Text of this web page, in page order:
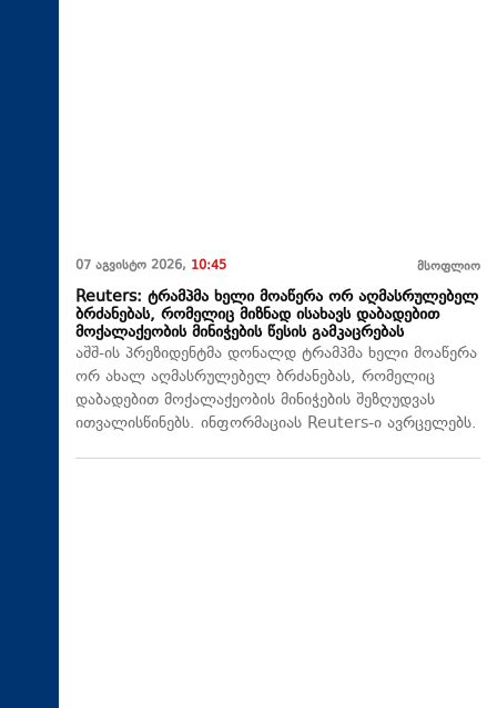
07 აგვისტო 2026, 10:45 მსოფლიო
Reuters: ტრამპმა ხელი მოაწერა ორ აღმასრულებელ
ბრძანებას, რომელიც მიზნად ისახავს დაბადებით
მოქალაქეობის მინიჭების წესის გამკაცრებას
აშშ-ის პრეზიდენტმა დონალდ ტრამპმა ხელი მოაწერა
ორ ახალ აღმასრულებელ ბრძანებას, რომელიც
დაბადებით მოქალაქეობის მინიჭების შეზღუდვას
ითვალისწინებს. ინფორმაციას Reuters-ი ავრცელებს.